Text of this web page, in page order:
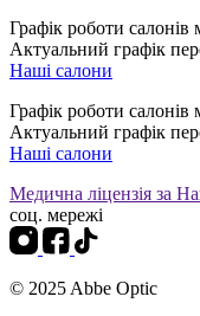
Графік роботи салонів
Актуальний графік
Наші салони
Графік роботи салонів
Актуальний графік
Наші салони
Медична ліцензія за
соц. мережі
© 2025 Abbe Optic